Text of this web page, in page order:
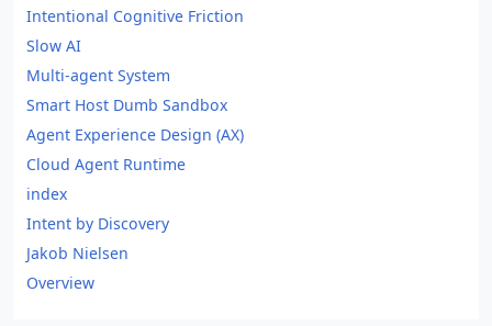
Intentional Cognitive Friction
Slow AI
Multi-agent System
Smart Host Dumb Sandbox
Agent Experience Design (AX)
Cloud Agent Runtime
index
Intent by Discovery
Jakob Nielsen
Overview